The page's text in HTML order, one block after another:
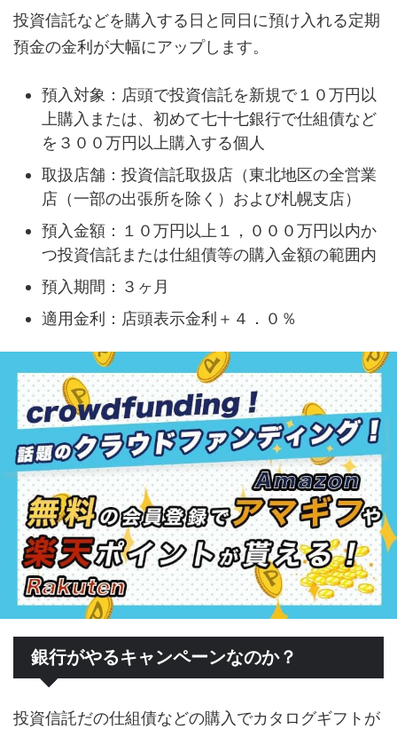
投資信託などを購入する日と同日に預け入れる定期
預金の金利が大幅にアップします。
預入対象：店頭で投資信託を新規で１０万円以
上購入または、初めて七十七銀行で仕組債など
を３００万円以上購入する個人
取扱店舗：投資信託取扱店（東北地区の全営業
店（一部の出張所を除く）および札幌支店）
預入金額：１０万円以上１，０００万円以内か
つ投資信託または仕組債等の購入金額の範囲内
預入期間：３ヶ月
適用金利：店頭表示金利＋４．０％
銀行がやるキャンペーンなのか？
投資信託だの仕組債などの購入でカタログギフトが